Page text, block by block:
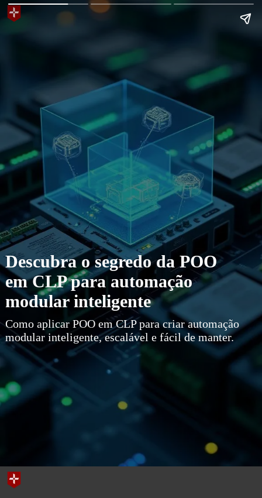
Descubra o segredo da POO
em CLP para automação
modular inteligente
Como aplicar POO em CLP para criar automação
modular inteligente, escalável e fácil de manter.